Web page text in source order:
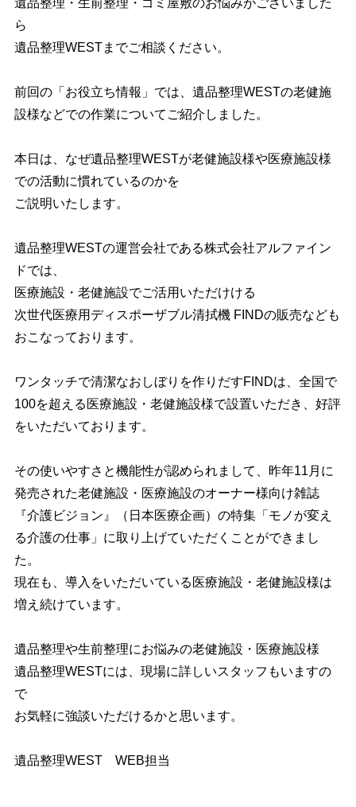
遺品整理・生前整理・ゴミ屋敷のお悩みがございました
ら
遺品整理WESTまでご相談ください。
前回の「お役立ち情報」では、遺品整理WESTの老健施
設様などでの作業についてご紹介しました。
本日は、なぜ遺品整理WESTが老健施設様や医療施設様
での活動に慣れているのかを
ご説明いたします。
遺品整理WESTの運営会社である株式会社アルファイン
ドでは、
医療施設・老健施設でご活用いただけける
次世代医療用ディスポーザブル清拭機 FINDの販売なども
おこなっております。
ワンタッチで清潔なおしぼりを作りだすFINDは、全国で
100を超える医療施設・老健施設様で設置いただき、好評
をいただいております。
その使いやすさと機能性が認められまして、昨年11月に
発売された老健施設・医療施設のオーナー様向け雑誌
『介護ビジョン』（日本医療企画）の特集「モノが変え
る介護の仕事」に取り上げていただくことができまし
た。
現在も、導入をいただいている医療施設・老健施設様は
増え続けています。
遺品整理や生前整理にお悩みの老健施設・医療施設様
遺品整理WESTには、現場に詳しいスタッフもいますの
で
お気軽に強談いただけるかと思います。
遺品整理WEST WEB担当